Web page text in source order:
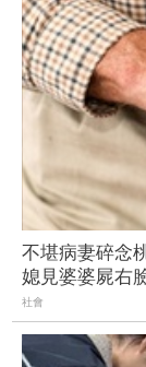
不堪病妻碎念
媳見婆婆屍右
社會